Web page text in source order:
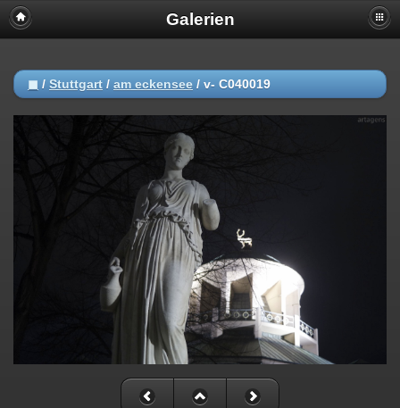
Galerien
◼ / Stuttgart / am eckensee / v- C040019